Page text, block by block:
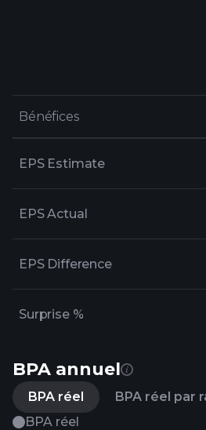
Bénéfices
Bénéfices
EPS Estimate
EPS Actual
EPS Difference
Surprise %
BPA annuel
BPA réel
BPA réel par
BPA réel